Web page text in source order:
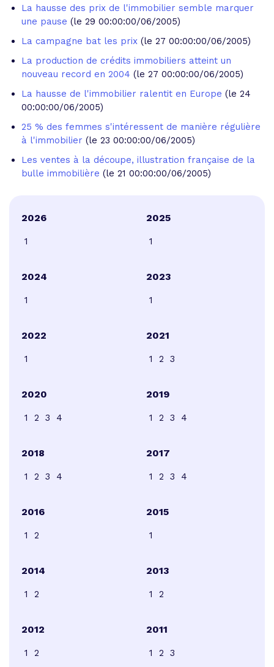
La hausse des prix de l'immobilier semble marquer
une pause (le 29 00:00:00/06/2005)
La campagne bat les prix (le 27 00:00:00/06/2005)
La production de crédits immobiliers atteint un
nouveau record en 2004 (le 27 00:00:00/06/2005)
La hausse de l'immobilier ralentit en Europe (le 24
00:00:00/06/2005)
25 % des femmes s'intéressent de manière régulière
à l'immobilier (le 23 00:00:00/06/2005)
Les ventes à la découpe, illustration française de la
bulle immobilière (le 21 00:00:00/06/2005)
2026
1
2025
1
2024
1
2023
1
2022
1
2021
1 2 3
2020
1 2 3 4
2019
1 2 3 4
2018
1 2 3 4
2017
1 2 3 4
2016
1 2
2015
1
2014
1 2
2013
1 2
2012
1 2
2011
1 2 3